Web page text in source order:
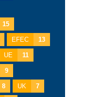
15
EFEC 13
UE 11
9
8 UK 7